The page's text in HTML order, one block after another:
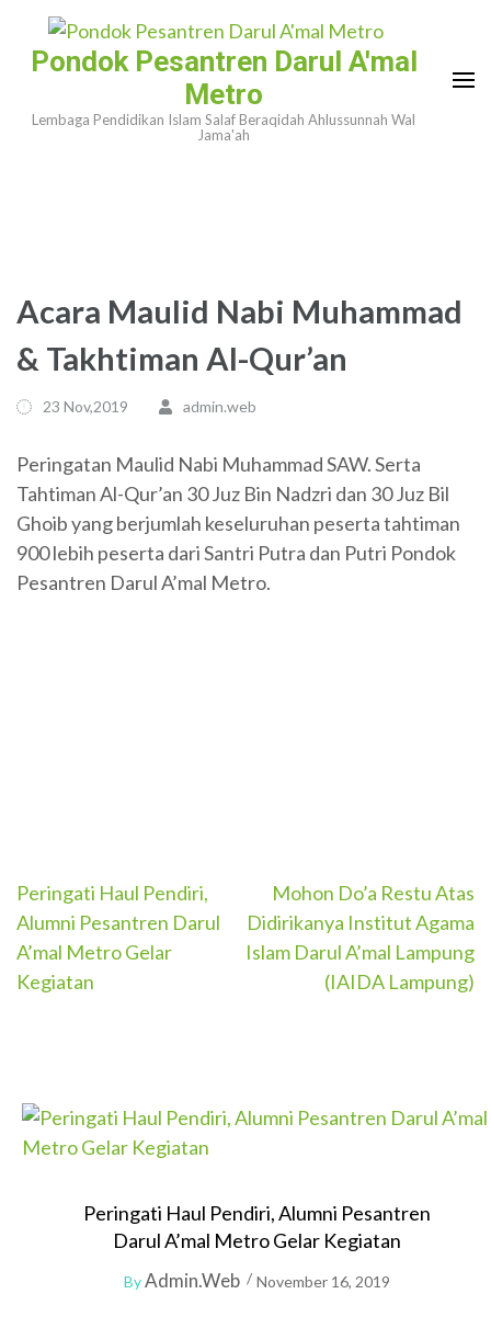
content
Enter)
Pondok Pesantren Darul A'mal
Metro
Lembaga Pendidikan Islam Salaf Beraqidah Ahlussunnah Wal
Jama'ah
Acara Maulid Nabi Muhammad
& Takhtiman Al-Qur’an
23 Nov,2019 admin.web
Peringatan Maulid Nabi Muhammad SAW. Serta
Tahtiman Al-Qur’an 30 Juz Bin Nadzri dan 30 Juz Bil
Ghoib yang berjumlah keseluruhan peserta tahtiman
900 lebih peserta dari Santri Putra dan Putri Pondok
Pesantren Darul A’mal Metro.
Post
navigation
Peringati Haul Pendiri,
Alumni Pesantren Darul
A’mal Metro Gelar
Kegiatan
Mohon Do’a Restu Atas
Didirikanya Institut Agama
Islam Darul A’mal Lampung
(IAIDA Lampung)
Peringati Haul Pendiri, Alumni Pesantren
Darul A’mal Metro Gelar Kegiatan
ByAdmin.web November 16, 2019